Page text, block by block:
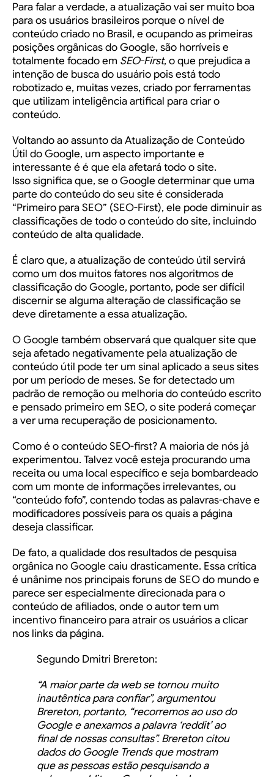
Para falar a verdade, a atualização vai ser muito boa
para os usuários brasileiros porque o nível de
conteúdo criado no Brasil, e ocupando as primeiras
posições orgânicas do Google, são horríveis e
totalmente focado em SEO-First, o que prejudica a
intenção de busca do usuário pois está todo
robotizado e, muitas vezes, criado por ferramentas
que utilizam inteligência artifical para criar o
conteúdo.
Voltando ao assunto da Atualização de Conteúdo
Útil do Google, um aspecto importante e
interessante é é que elaafetará todo o site.
Isso significa que, se o Google determinar que uma
parte do conteúdo do seu site é considerada
“Primeiro para SEO” (SEO-First), ele pode diminuiras
classificações de todoo conteúdodo site, incluindo
conteúdo de alta qualidade.
É claro que, a atualização de conteúdo útil servirá
como um dos muitos fatores nos algoritmos de
classificação do Google, portanto, pode ser difícil
discernir se alguma alteração de classificação se
deve diretamente a essa atualização.
O Google também observará que qualquer site que
seja afetado negativamente pela atualização de
conteúdo útil pode terum sinal aplicadoa seus sites
por um período de meses. Se for detectado um
padrão de remoção ou melhoria do conteúdo escrito
e pensado primeiro em SEO, o site poderá começar
a ver uma recuperação de posicionamento.
Como é o conteúdo SEO-first? A maioria de nós já
experimentou. Talvez você esteja procurando uma
receita ou uma local específico e seja bombardeado
com um monte de informações irrelevantes, ou
“conteúdo fofo”, contendo todas as palavras-chave e
modificadores possíveis para os quais a página
deseja classificar.
De fato, a qualidade dos resultados de pesquisa
orgânica no Google caiu drasticamente. Essa crítica
é unânime nos principais foruns de SEO do mundo e
parece ser especialmente direcionada para o
conteúdo de afiliados, onde o autor tem um
incentivo financeiro para atrair os usuários a clicar
nos links da página.
Segundo Dmitri Brereton:
“A maior parte da web se tornou muito
inautêntica para confiar”, argumentou
Brereton, portanto, “recorremos ao uso do
Google e anexamos a palavra ‘reddit’ ao
final de nossas consultas”. Brereton citou
dados do Google Trends que mostram
que as pessoas estão pesquisando a